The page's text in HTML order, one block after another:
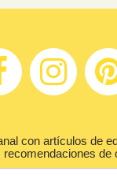
con artículos de
recomendaciones de